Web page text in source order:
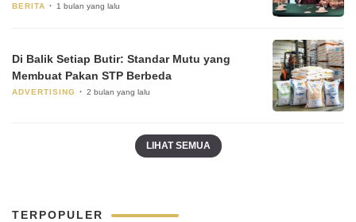
BERITA 1 bulan yang lalu
Di Balik Setiap Butir: Standar Mutu yang
Membuat Pakan STP Berbeda
ADVERTISING 2 bulan yang lalu
LIHAT SEMUA
TERPOPULER